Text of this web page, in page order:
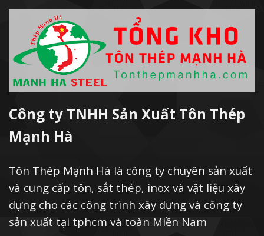
Công ty TNHH Sản Xuất Tôn Thép
Mạnh Hà
Tôn Thép Mạnh Hà là công ty chuyên sản xuất
và cung cấp tôn, sắt thép, inox và vật liệu xây
dựng cho các công trình xây dựng và công ty
sản xuất tại tphcm và toàn Miền Nam